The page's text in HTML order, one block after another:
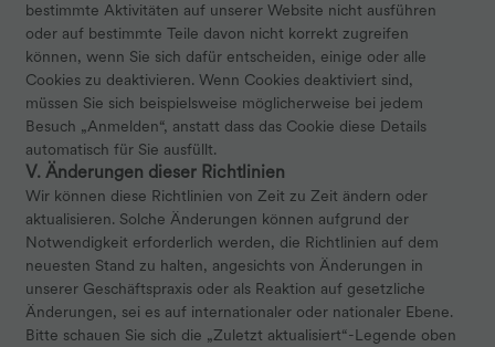
bestimmte Aktivitäten auf unserer Website nicht ausführen
oder auf bestimmte Teile davon nicht korrekt zugreifen
können, wenn Sie sich dafür entscheiden, einige oder alle
Cookies zu deaktivieren. Wenn Cookies deaktiviert sind,
müssen Sie sich beispielsweise möglicherweise bei jedem
Besuch „Anmelden“, anstatt dass das Cookie diese Details
automatisch für Sie ausfüllt.
V. Änderungen dieser Richtlinien
Wir können diese Richtlinien von Zeit zu Zeit ändern oder
aktualisieren. Solche Änderungen können aufgrund der
Notwendigkeit erforderlich werden, die Richtlinien auf dem
neuesten Stand zu halten, angesichts von Änderungen in
unserer Geschäftspraxis oder als Reaktion auf gesetzliche
Änderungen, sei es auf internationaler oder nationaler Ebene.
Bitte schauen Sie sich die „Zuletzt aktualisiert“-Legende oben